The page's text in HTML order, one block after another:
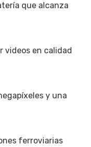
que alcanza
videos en calidad
y una
ferroviarias